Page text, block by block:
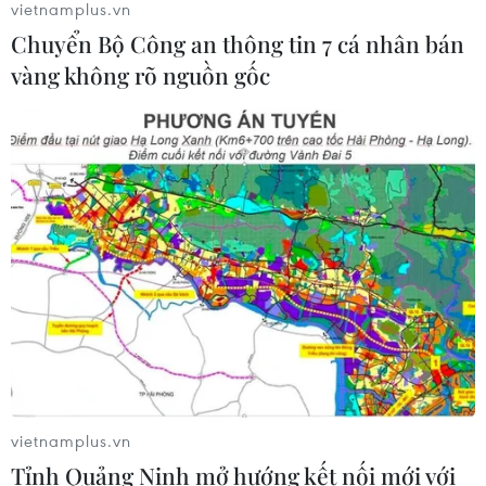
CƠ QUAN CHỦ QUẢN: THÔNG TẤN XÃ VIỆT NAM
Tổng Biên tập: TRẦN TIẾN DUẨN
Phó Tổng Biên tập: NGUYỄN THỊ TÁM, KHÚC THANH
THỦY
Sở hữu trí tuệ
Quy định sử dụng
Hỗ trợ
Ngôn ngữ
TTXVN
Quảng cáo
vietnamplus.vn
Chuyển Bộ Công an thông tin 7 cá nhân bán
vàng không rõ nguồn gốc
vietnamplus.vn
Tỉnh Quảng Ninh mở hướng kết nối mới với